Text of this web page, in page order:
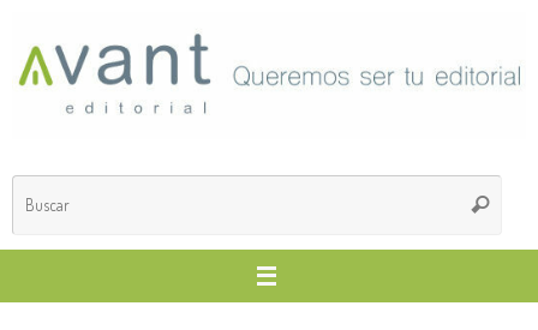
contenido
Buscar